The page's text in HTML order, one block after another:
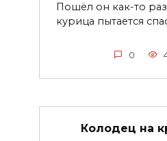
Пошёл он как-то
курица пытается
0
Колодец на